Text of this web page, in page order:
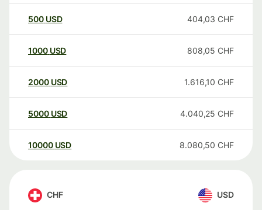
500 USD 404,03 CHF
1000 USD 808,05 CHF
2000 USD 1.616,10 CHF
5000 USD 4.040,25 CHF
10000 USD 8.080,50 CHF
CHF USD